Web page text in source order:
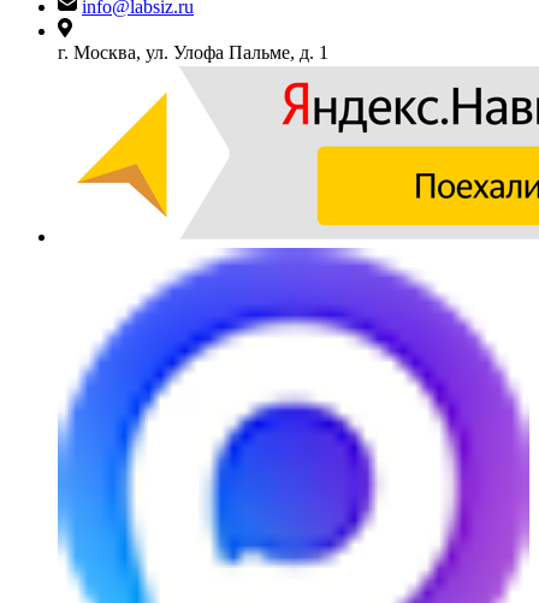
info@labsiz.ru
г. Москва, ул. Улофа Пальме, д. 1